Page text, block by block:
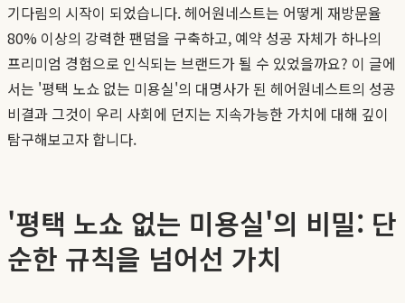
기다림의 시작이 되었습니다. 헤어원네스트는 어떻게 재방문율
80% 이상의 강력한 팬덤을 구축하고, 예약 성공 자체가 하나의
프리미엄 경험으로 인식되는 브랜드가 될 수 있었을까요? 이 글에
서는 '평택 노쇼 없는 미용실'의 대명사가 된 헤어원네스트의 성공
비결과 그것이 우리 사회에 던지는 지속가능한 가치에 대해 깊이
탐구해보고자 합니다.
'평택 노쇼 없는 미용실'의 비밀: 단
순한 규칙을 넘어선 가치